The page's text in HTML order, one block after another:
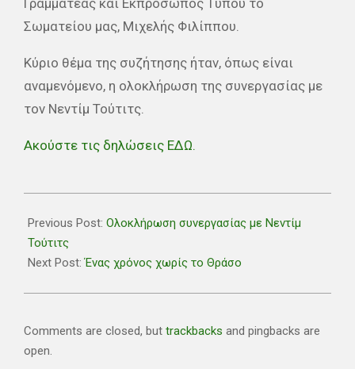
Σωματείου μας, Μιχελής Φιλίππου.
Κύριο θέμα της συζήτησης ήταν, όπως είναι
αναμενόμενο, η ολοκλήρωση της συνεργασίας με
τον Νεντίμ Τούτιτς.
Ακούστε τις δηλώσεις ΕΔΩ.
05-
04
Previous Post: Ολοκλήρωση συνεργασίας με Νεντίμ
Τούτιτς
Next Post:Ένας χρόνος χωρίς το Θράσο
Comments are closed, but trackbacks and pingbacks are
open.